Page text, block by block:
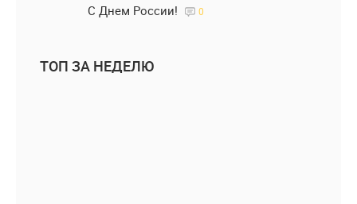
С Днем России! 0
ТОП ЗА НЕДЕЛЮ